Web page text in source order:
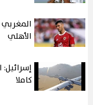
الأهلي
إسرائيل:
كاملا